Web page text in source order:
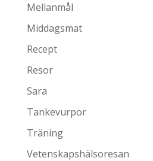
Mellanmål
Middagsmat
Recept
Resor
Sara
Tankevurpor
Träning
Vetenskapshälsoresan